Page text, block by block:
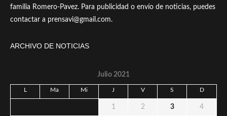
familia Romero-Pavez. Para publicidad o envío de noticias, puedes
contactar a prensavi@gmail.com.
ARCHIVO DE NOTICIAS
Julio 2021
L Ma Mi J V S D
1 2 3 4